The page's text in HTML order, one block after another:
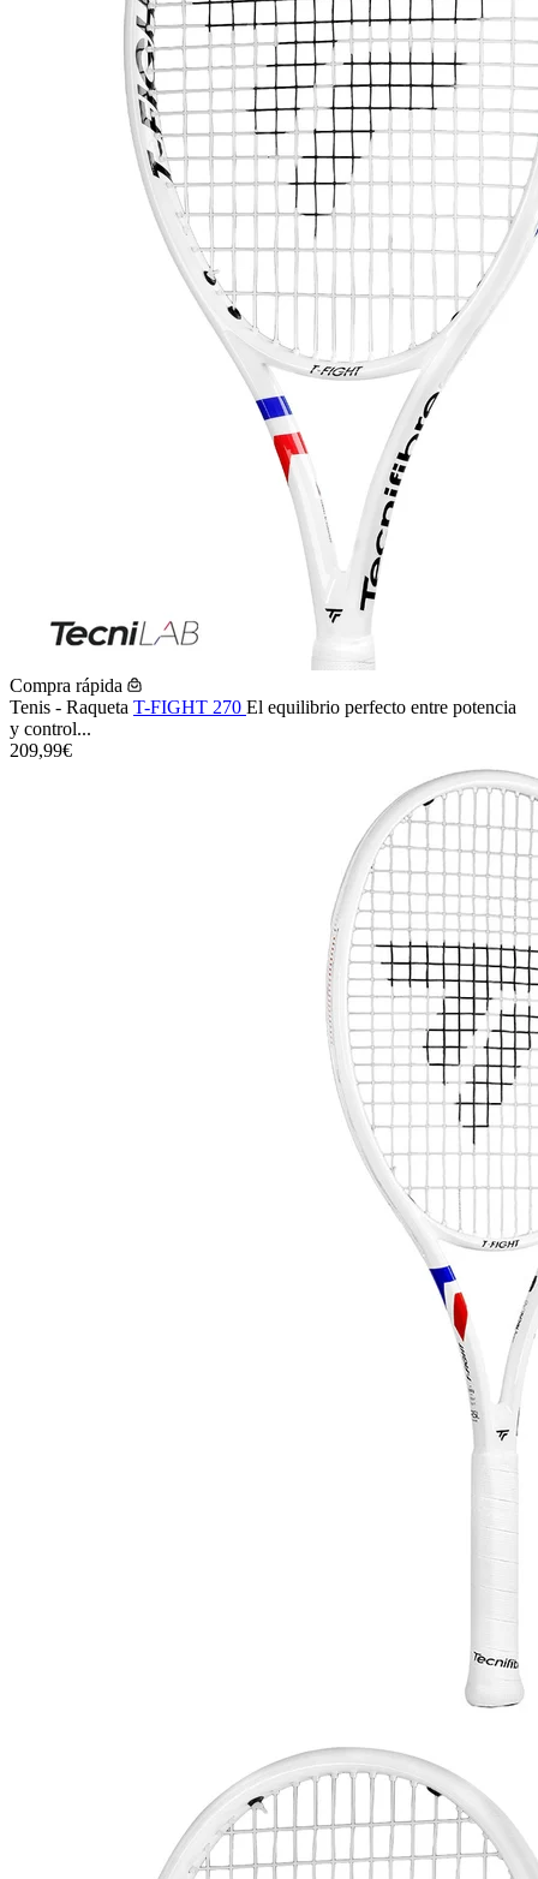
Compra rápida
Tenis - Raqueta T-FIGHT 270 El equilibrio perfecto entre potencia
y control...
209,99€